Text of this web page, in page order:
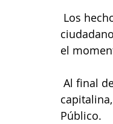
el
Público.